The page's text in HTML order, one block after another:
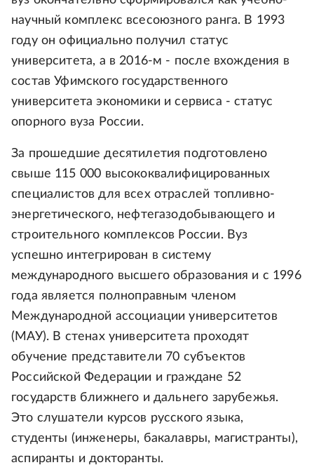
научный комплекс всесоюзного ранга. В 1993
году он официально получил статус
университета, а в 2016-м - после вхождения в
состав Уфимского государственного
университета экономики и сервиса - статус
опорного вуза России.
За прошедшие десятилетия подготовлено
свыше 115 000 высококвалифицированных
специалистов для всех отраслей топливно-
энергетического, нефтегазодобывающего и
строительного комплексов России. Вуз
успешно интегрирован в систему
международного высшего образования и с 1996
года является полноправным членом
Международной ассоциации университетов
(МАУ). В стенах университета проходят
обучение представители 70 субъектов
Российской Федерации и граждане 52
государств ближнего и дальнего зарубежья.
Это слушатели курсов русского языка,
студенты (инженеры, бакалавры, магистранты),
аспиранты и докторанты.